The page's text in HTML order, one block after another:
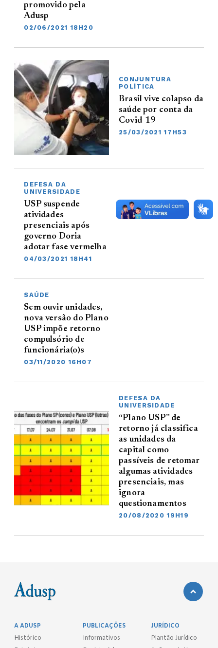
promovido pela
Adusp
02/06/2021 18H20
CONJUNTURA
POLÍTICA
Brasil vive colapso da
saúde por conta da
Covid-19
25/03/2021 17H53
DEFESA DA
UNIVERSIDADE
USP suspende
atividades
presenciais após
governo Doria
adotar fase vermelha
04/03/2021 18H41
SAÚDE
Sem ouvir unidades,
nova versão do Plano
USP impõe retorno
compulsório de
funcionária(o)s
03/11/2020 16H07
DEFESA DA
UNIVERSIDADE
“Plano USP” de
retorno já classifica
as unidades da
capital como
passíveis de retomar
algumas atividades
presenciais, mas
ignora
questionamentos
20/08/2020 19H19
A ADUSP
Histórico
PUBLICAÇÕES
Informativos
JURÍDICO
Plantão Jurídico